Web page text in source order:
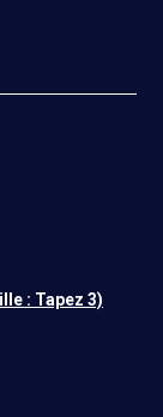
: Tapez 3)